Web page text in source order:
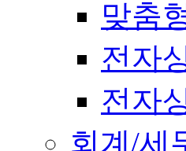
맞춤
전자
전자
회계/세